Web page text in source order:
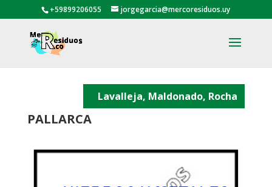
+59899206055 jorgegarcia@mercoresiduos.uy
Lavalleja, Maldonado, Rocha
PALLARCA